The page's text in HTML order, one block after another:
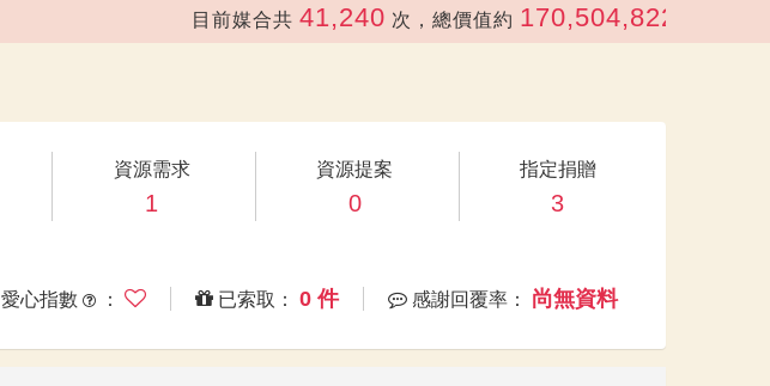
目前媒合共 41,240 次，總價值約 170,504,822 元
資源需求
1
資源提案
0
指定捐贈
3
感謝回覆率： 尚無資料
已索取： 0 件
愛心指數 ：